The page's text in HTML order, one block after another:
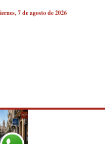
7 de agosto de 2026